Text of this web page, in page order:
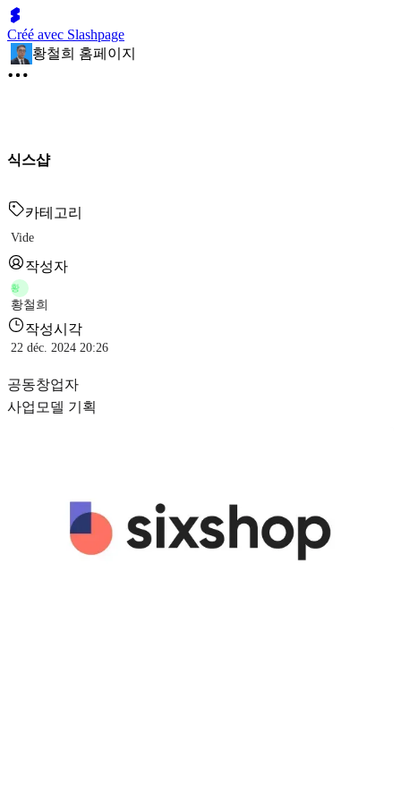
Créé avec Slashpage
황철희 홈페이지
식스샵
카테고리
Vide
작성자
황
황철희
작성시각
22 déc. 2024 20:26
공동창업자
사업모델 기획